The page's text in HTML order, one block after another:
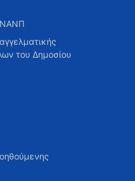
του Δημοσίου